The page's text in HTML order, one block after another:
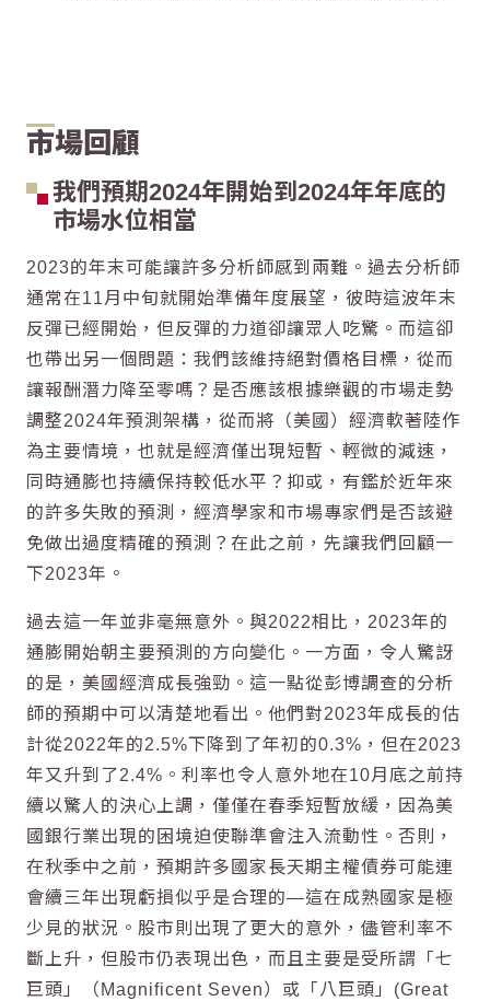
市場回顧
我們預期2024年開始到2024年年底的
市場水位相當
2023的年末可能讓許多分析師感到兩難。過去分析師
通常在11月中旬就開始準備年度展望，彼時這波年末
反彈已經開始，但反彈的力道卻讓眾人吃驚。而這卻
也帶出另一個問題：我們該維持絕對價格目標，從而
讓報酬潛力降至零嗎？是否應該根據樂觀的市場走勢
調整2024年預測架構，從而將（美國）經濟軟著陸作
為主要情境，也就是經濟僅出現短暫、輕微的減速，
同時通膨也持續保持較低水平？抑或，有鑑於近年來
的許多失敗的預測，經濟學家和市場專家們是否該避
免做出過度精確的預測？在此之前，先讓我們回顧一
下2023年。
過去這一年並非毫無意外。與2022相比，2023年的
通膨開始朝主要預測的方向變化。一方面，令人驚訝
的是，美國經濟成長強勁。這一點從彭博調查的分析
師的預期中可以清楚地看出。他們對2023年成長的估
計從2022年的2.5%下降到了年初的0.3%，但在2023
年又升到了2.4%。利率也令人意外地在10月底之前持
續以驚人的決心上調，僅僅在春季短暫放緩，因為美
國銀行業出現的困境迫使聯準會注入流動性。否則，
在秋季中之前，預期許多國家長天期主權債券可能連
會續三年出現虧損似乎是合理的—這在成熟國家是極
少見的狀況。股市則出現了更大的意外，儘管利率不
斷上升，但股市仍表現出色，而且主要是受所謂「七
巨頭」（Magnificent Seven）或「八巨頭」(Great